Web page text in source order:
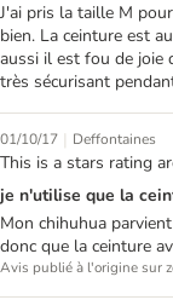
J'ai pris la taille M
bien. La ceinture est
aussi il est fou de joie
très sécurisant
01/10/17 | Deffontaines
This is a stars rating
je n'utilise que la
Mon chihuhua
donc que la ceinture
Avis publié à l'origine sur